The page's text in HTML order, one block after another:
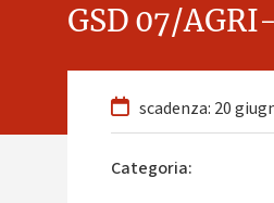
GSD 07/
scadenza: 20
Categoria: